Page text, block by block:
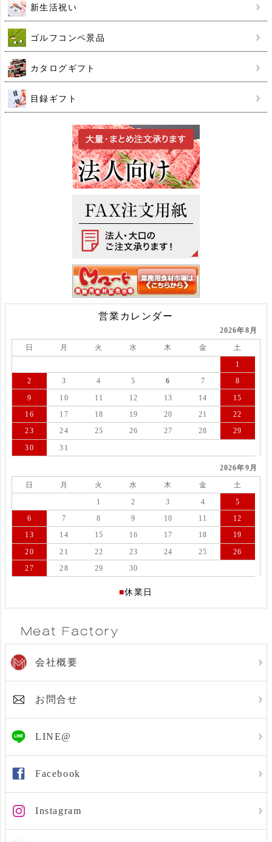
新生活祝い
ゴルフコンペ景品
カタログギフト
目録ギフト
営業カレンダー
2026年8月
日 月 火 水 木 金
土
1
2
3 4 5 6 7
8
9
10 11 12 13 14
15
16
17 18 19 20 21
22
23
24 25 26 27 28
29
30
31
2026年9月
日 月 火 水 木 金
土
1
2 3 4
5
6
7 8 9 10 11
12
13
14 15 16 17 18
19
20
21 22 23 24 25
26
27
28 29 30
■休業日
会社概要
お問合せ
LINE@
Facebook
Instagram